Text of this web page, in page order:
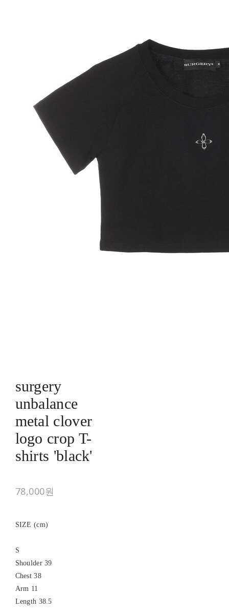
surgery
unbalance
metal clover
logo crop T-
shirts 'black'
78,000원
SIZE (cm)
S
Shoulder 39
Chest 38
Arm 11
Length 38.5